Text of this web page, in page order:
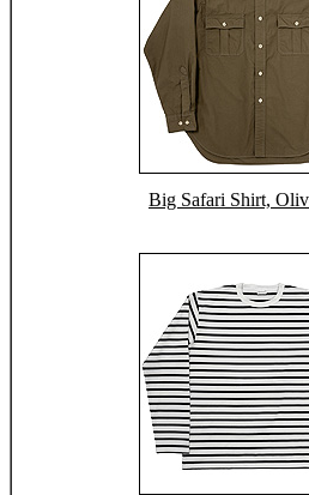
Big Safari Shirt,